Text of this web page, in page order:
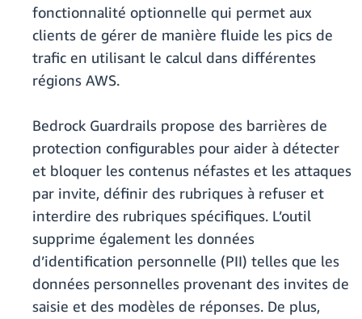
fonctionnalité optionnelle qui permet aux
clients de gérer de manière fluide les pics de
trafic en utilisant le calcul dans différentes
régions AWS.
Bedrock Guardrails propose des barrières de
protection configurables pour aider à détecter
et bloquer les contenus néfastes et les attaques
par invite, définir des rubriques à refuser et
interdire des rubriques spécifiques. L’outil
supprime également les données
d’identification personnelle (PII) telles que les
données personnelles provenant des invites de
saisie et des modèles de réponses. De plus,